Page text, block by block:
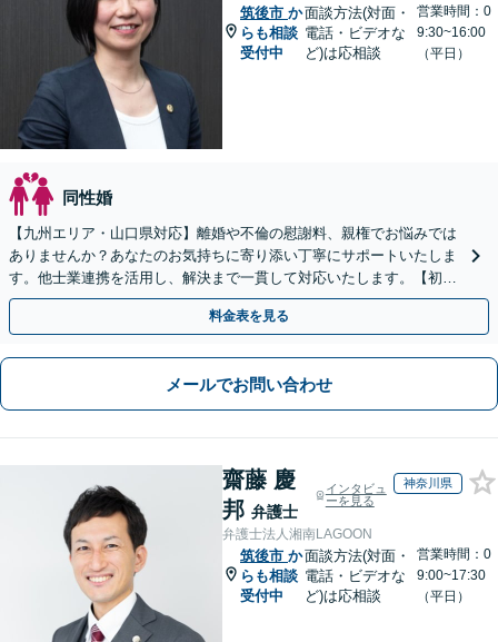
筑後市 か
らも相談
受付中
面談方法(対面・
電話・ビデオな
ど)は応相談
営業時間：0
9:30~16:00
（平日）
同性婚
【九州エリア・山口県対応】離婚や不倫の慰謝料、親権でお悩みでは
ありませんか？あなたのお気持ちに寄り添い丁寧にサポートいたしま
す。他士業連携を活用し、解決まで一貫して対応いたします。【初回
相談60分無料】
料金表を見る
メールでお問い合わせ
齋藤 慶
邦 弁護士
インタビュ
ーを見る
神奈川県
弁護士法人湘南LAGOON
筑後市 か
らも相談
受付中
面談方法(対面・
電話・ビデオな
ど)は応相談
営業時間：0
9:00~17:30
（平日）